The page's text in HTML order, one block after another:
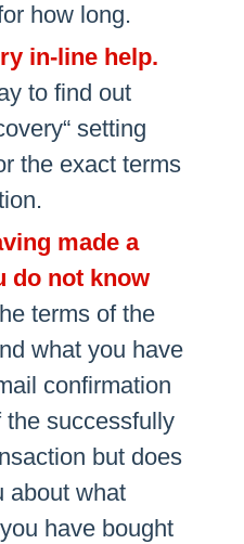
how long.
in-line help.
to find out
setting
the exact terms
made a
do not know
terms of the
what you have
confirmation
the successfully
but does
about what
have bought